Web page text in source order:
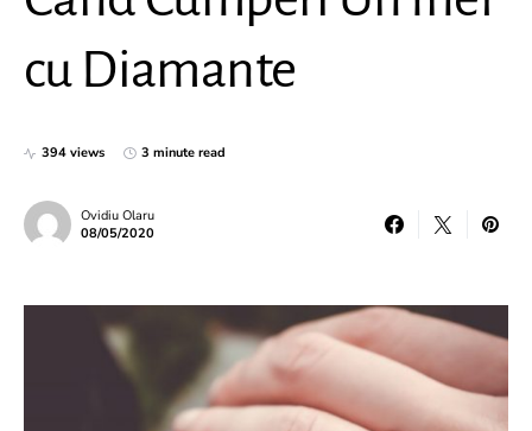
cu Diamante
394 views 3 minute read
Ovidiu Olaru
08/05/2020